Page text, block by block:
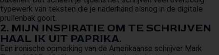
typewerk van teksten die je naderhand alsnog in de digitale
prullenbak gooit.
2. MIJN INSPIRATIE OM TE SCHRIJVEN
HAAL IK UIT PAPRIKA.
Een ironische opmerking van de Amerikaanse schrijver Mark